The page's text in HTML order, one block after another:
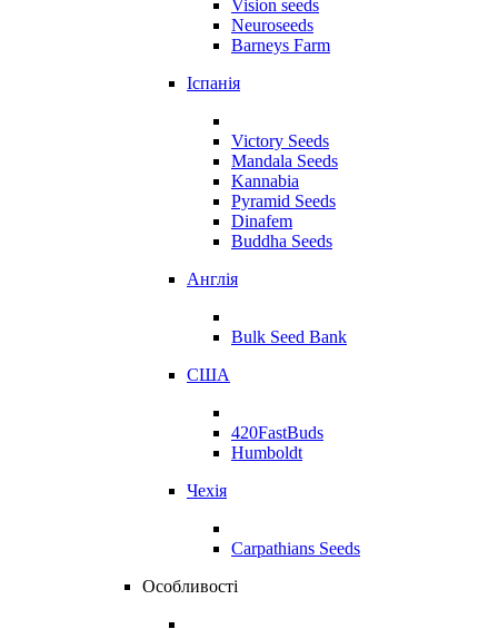
Vision seeds
Neuroseeds
Barneys Farm
Іспанія
Victory Seeds
Mandala Seeds
Kannabia
Pyramid Seeds
Dinafem
Buddha Seeds
Англія
Bulk Seed Bank
США
420FastBuds
Humboldt
Чехія
Carpathians Seeds
Особливості